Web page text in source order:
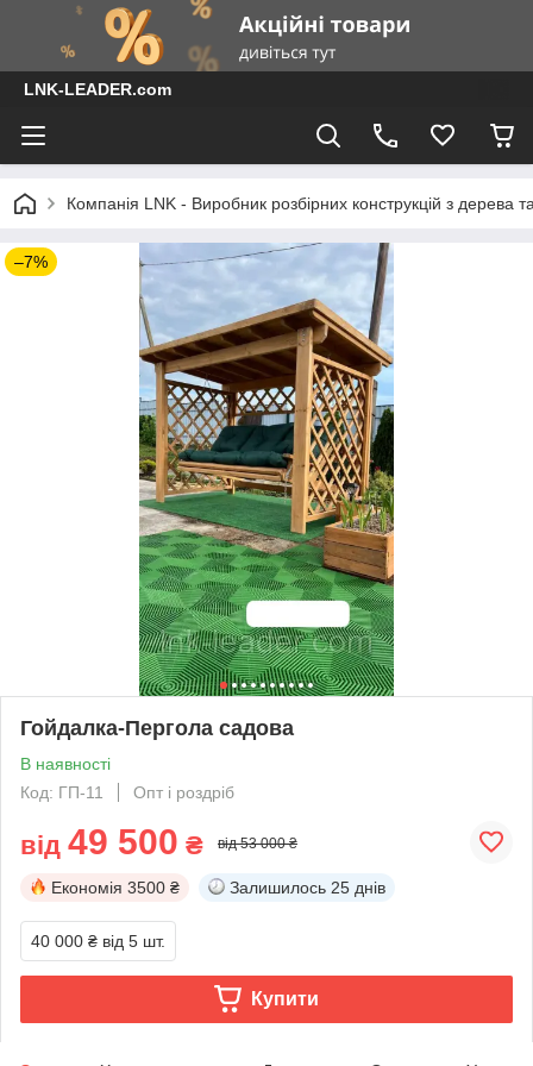
LNK-LEADER.com
Компанія LNK - Виробник розбірних конструкцій з дерева
–7%
Гойдалка-Пергола садова
В наявності
Код: ГП-11
Опт і роздріб
від 49 500 ₴ від 53 000 ₴
Економія 3500 ₴ Залишилось 25 днів
40 000 ₴ від 5 шт.
Купити